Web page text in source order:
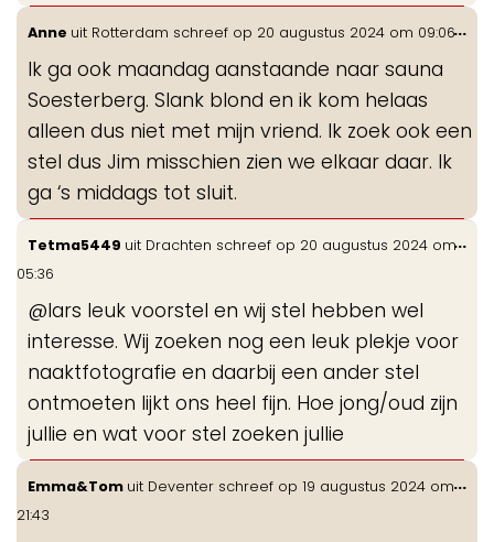
Anne uit Rotterdam schreef op 20 augustus 2024 om 09:06
Ik ga ook maandag aanstaande naar sauna
Soesterberg. Slank blond en ik kom helaas
alleen dus niet met mijn vriend. Ik zoek ook een
stel dus Jim misschien zien we elkaar daar. Ik
ga ‘s middags tot sluit.
...
Tetma5449 uit Drachten schreef op 20 augustus 2024 om
05:36
@lars leuk voorstel en wij stel hebben wel
interesse. Wij zoeken nog een leuk plekje voor
naaktfotografie en daarbij een ander stel
ontmoeten lijkt ons heel fijn. Hoe jong/oud zijn
jullie en wat voor stel zoeken jullie
...
Emma&Tom uit Deventer schreef op 19 augustus 2024 om
21:43
...